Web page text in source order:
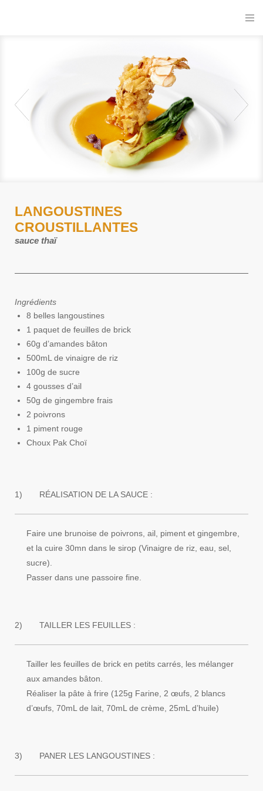
LANGOUSTINES
CROUSTILLANTES
sauce thaï
Ingrédients
8 belles langoustines
1 paquet de feuilles de brick
60g d’amandes bâton
500mL de vinaigre de riz
100g de sucre
4 gousses d’ail
50g de gingembre frais
2 poivrons
1 piment rouge
Choux Pak Choï
1) RÉALISATION DE LA SAUCE :
Faire une brunoise de poivrons, ail, piment et gingembre,
et la cuire 30mn dans le sirop (Vinaigre de riz, eau, sel,
sucre).
Passer dans une passoire fine.
2) TAILLER LES FEUILLES :
Tailler les feuilles de brick en petits carrés, les mélanger
aux amandes bâton.
Réaliser la pâte à frire (125g Farine, 2 œufs, 2 blancs
d’œufs, 70mL de lait, 70mL de crème, 25mL d’huile)
3) PANER LES LANGOUSTINES :